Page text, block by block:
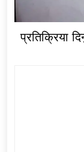
प्रतिक्रिया